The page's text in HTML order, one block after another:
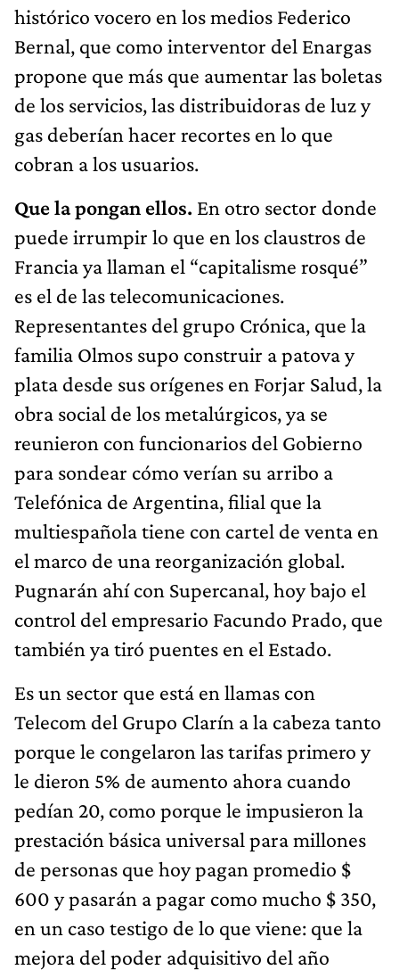
histórico vocero en los medios Federico
Bernal, que como interventor del Enargas
propone que más que aumentar las boletas
de los servicios, las distribuidoras de luz y
gas deberían hacer recortes en lo que
cobran a los usuarios.
Que la pongan ellos. En otro sector donde
puede irrumpir lo que en los claustros de
Francia ya llaman el “capitalisme rosqué”
es el de las telecomunicaciones.
Representantes del grupo Crónica, que la
familia Olmos supo construir a patova y
plata desde sus orígenes en Forjar Salud, la
obra social de los metalúrgicos, ya se
reunieron con funcionarios del Gobierno
para sondear cómo verían su arribo a
Telefónica de Argentina, filial que la
multiespañola tiene con cartel de venta en
el marco de una reorganización global.
Pugnarán ahí con Supercanal, hoy bajo el
control del empresario Facundo Prado, que
también ya tiró puentes en el Estado.
Es un sector que está en llamas con
Telecom del Grupo Clarín a la cabeza tanto
porque le congelaron las tarifas primero y
le dieron 5% de aumento ahora cuando
pedían 20, como porque le impusieron la
prestación básica universal para millones
de personas que hoy pagan promedio $
600 y pasarán a pagar como mucho $ 350,
en un caso testigo de lo que viene: que la
mejora del poder adquisitivo del año